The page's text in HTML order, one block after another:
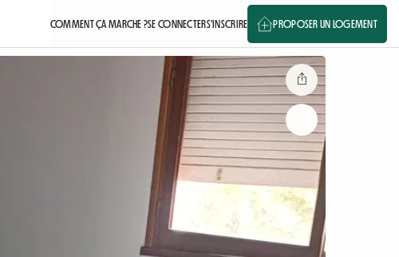
COMMENT ÇA MARCHE ?SE CONNECTERS'INSCRIRE PROPOSER UN LOGEMENT